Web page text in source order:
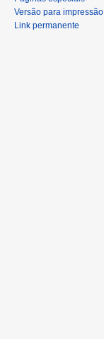
Versão para impressão
Link permanente